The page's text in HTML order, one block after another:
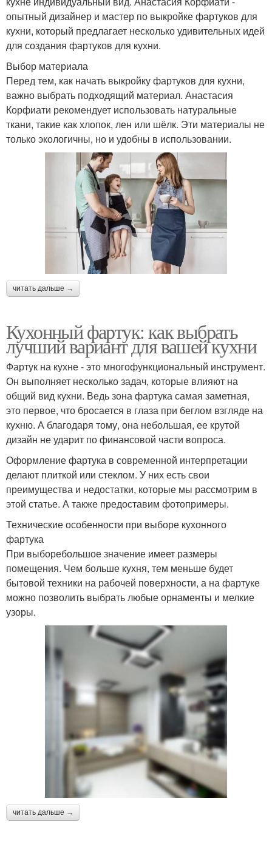
опытный дизайнер и мастер по выкройке фартуков для
кухни, который предлагает несколько удивительных идей
для создания фартуков для кухни.
Выбор материала
Перед тем, как начать выкройку фартуков для кухни,
важно выбрать подходящий материал. Анастасия
Корфиати рекомендует использовать натуральные
ткани, такие как хлопок, лен или шёлк. Эти материалы не
только экологичны, но и удобны в использовании.
читать дальше →
Кухонный фартук: как выбрать
лучший вариант для вашей кухни
Фартук на кухне - это многофункциональный инструмент.
Он выполняет несколько задач, которые влияют на
общий вид кухни. Ведь зона фартука самая заметная,
это первое, что бросается в глаза при беглом взгляде на
кухню. А благодаря тому, она небольшая, ее крутой
дизайн не ударит по финансовой части вопроса.
Оформление фартука в современной интерпретации
делают плиткой или стеклом. У них есть свои
преимущества и недостатки, которые мы рассмотрим в
этой статье. А также предоставим фотопримеры.
Технические особенности при выборе кухонного
фартука
При выборебольшое значение имеет размеры
помещения. Чем больше кухня, тем меньше будет
бытовой техники на рабочей поверхности, а на фартуке
можно позволить выбрать любые орнаменты и мелкие
узоры.
читать дальше →